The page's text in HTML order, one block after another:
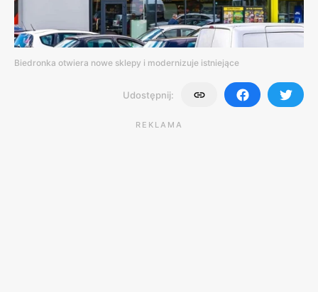
Biedronka otwiera nowe sklepy i modernizuje istniejące
Udostępnij:
REKLAMA